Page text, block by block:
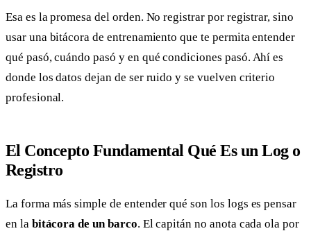
Esa es la promesa del orden. No registrar por registrar, sino
usar una bitácora de entrenamiento que te permita entender
qué pasó, cuándo pasó y en qué condiciones pasó. Ahí es
donde los datos dejan de ser ruido y se vuelven criterio
profesional.
El Concepto Fundamental Qué Es un Log o
Registro
La forma más simple de entender qué son los logs es pensar
en la bitácora de un barco. El capitán no anota cada ola por